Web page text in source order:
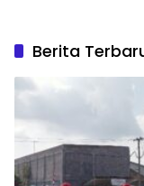
Berita